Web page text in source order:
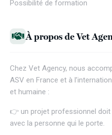
Possibilité de formation
À propos de Vet
Chez Vet Agency, nous
ASV en France et à
et humaine :
👉 un projet professionnel
avec la personne qui le porte.